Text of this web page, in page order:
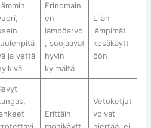
ja vettä
Erinomain
en
lämpöarvo
, suojaavat
hyvin
kylmältä
Liian
lämpimät
kesäkäytt
öön
Erittäin
Vetoketjut
voivat